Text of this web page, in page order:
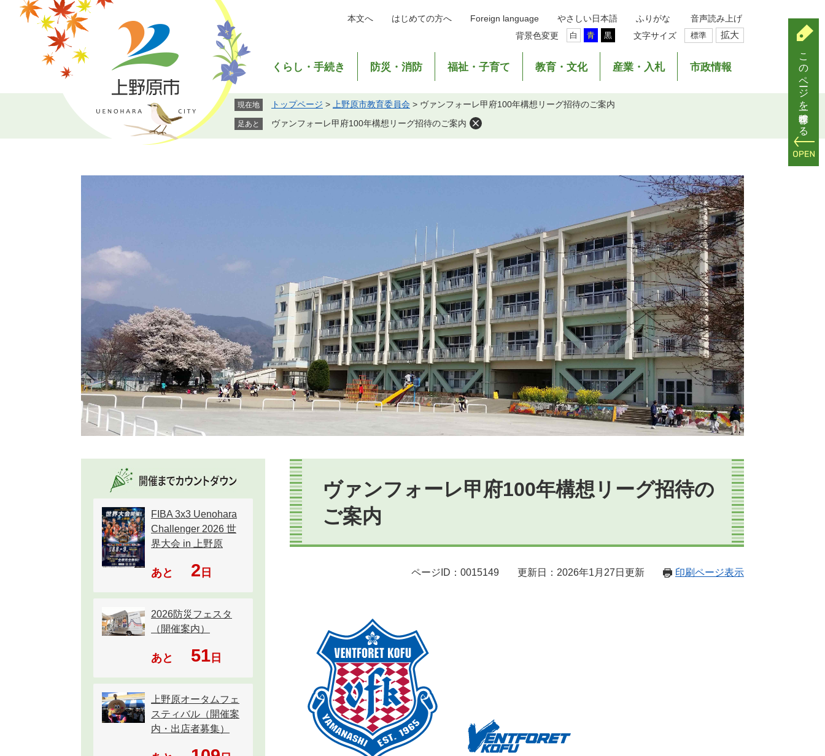
で
ば
本
本文へ はじめての方へ Foreign language やさしい日本語 ふりがな
音声読み上げ
背景色変更
白 青 黒 文字サイズ 標準 拡大
くらし・手続き 防災・消防 福祉・子育て 教育・文化 産業・入札 市政情報
現在地 トップページ > 上野原市教育委員会 > ヴァンフォーレ甲府100年構想リーグ招待のご案内
足あと ヴァンフォーレ甲府100年構想リーグ招待のご案内
本
文
ヴァンフォーレ甲府100年構想リーグ招待の
ご案内
ページID：0015149 更新日：2026年1月27日更新 印刷ページ表示
FIBA 3x3 Uenohara
Challenger 2026 世
界大会 in 上野原
あと 2 日
2026防災フェスタ
（開催案内）
あと 51日
上野原オータムフェ
スティバル（開催案
内・出店者募集）
このページを一時保存する